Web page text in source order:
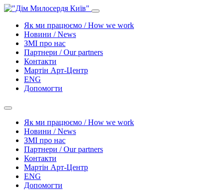
Як ми працюємо / How we work
Новини / News
ЗМІ про нас
Партнери / Our partners
Контакти
Mартін Арт-Центр
ENG
Допомогти
Як ми працюємо / How we work
Новини / News
ЗМІ про нас
Партнери / Our partners
Контакти
Mартін Арт-Центр
ENG
Допомогти